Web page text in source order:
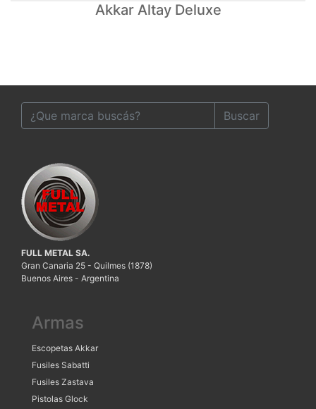
Akkar Altay Deluxe
Buscar
FULL METAL SA.
Gran Canaria 25 - Quilmes (1878)
Buenos Aires - Argentina
Armas
Escopetas Akkar
Fusiles Sabatti
Fusiles Zastava
Pistolas Glock